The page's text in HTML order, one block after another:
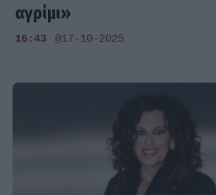
αγρίμι»
16:43 @17-10-2025